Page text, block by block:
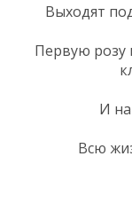
Выходят
Первую розу
И
Всю